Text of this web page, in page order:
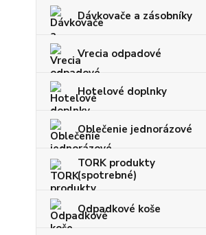
Dávkovače a zásobníky
Vrecia odpadové
Hotelové doplnky
Oblečenie jednorázové
TORK produkty
(spotrebné)
Odpadkové koše